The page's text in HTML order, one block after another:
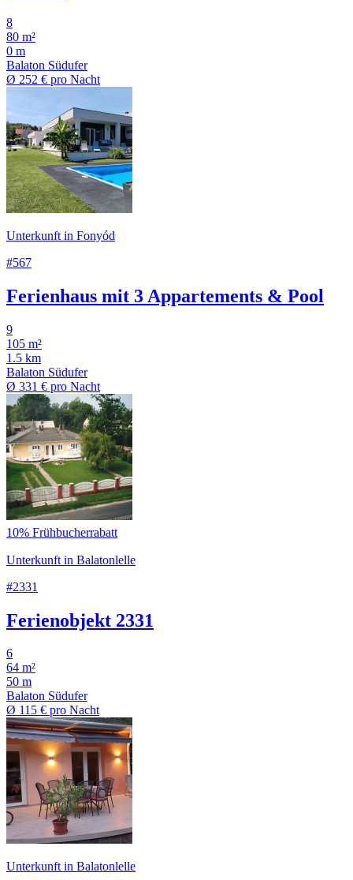
8
80 m²
0 m
Balaton Südufer
Ø 252 € pro Nacht
Unterkunft in Fonyód
#567
Ferienhaus mit 3 Appartements & Pool
9
105 m²
1.5 km
Balaton Südufer
Ø 331 € pro Nacht
10% Frühbucherrabatt
Unterkunft in Balatonlelle
#2331
Ferienobjekt 2331
6
64 m²
50 m
Balaton Südufer
Ø 115 € pro Nacht
Unterkunft in Balatonlelle